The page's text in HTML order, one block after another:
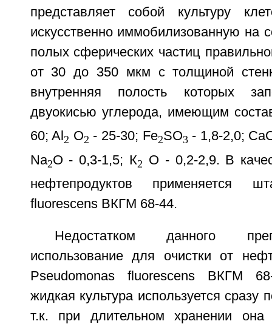
представляет собой культуру
искусственно иммобилизованную на
полых сферических частиц
от 30 до 350 мкм с толщиной
внутренняя полость которых
двуокисью углерода, имеющим
60; Al 2 O2 - 25-30; Fe2SO3 - 1,8-2,0;
Na2O - 0,3-1,5; К2 О - 0,2-2,9. В
нефтепродуктов применяется
fluorescens ВКГМ 68-44.
Недостатком данного
использование для очистки от
Pseudomonas fluorescens ВКГМ
жидкая культура используется сразу
т.к. при длительном хранении она